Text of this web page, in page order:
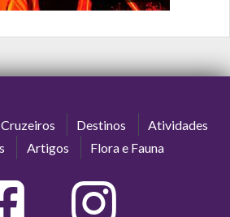
Cruzeiros Destinos
Atividades
Artigos Flora e Fauna